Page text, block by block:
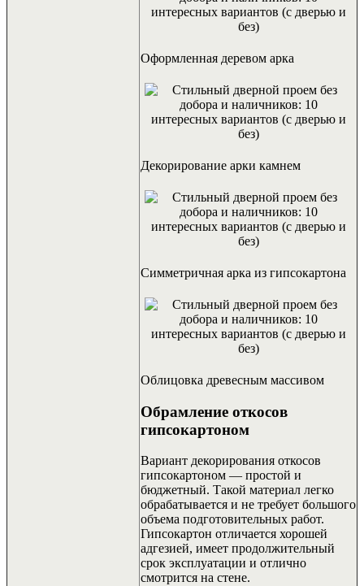
Оформленная деревом арка
Декорирование арки камнем
Симметричная арка из гипсокартона
Облицовка древесным массивом
Обрамление откосов
гипсокартоном
Вариант декорирования откосов
гипсокартоном — простой и
бюджетный. Такой материал легко
обрабатывается и не требует большого
объема подготовительных работ.
Гипсокартон отличается хорошей
адгезией, имеет продолжительный
срок эксплуатации и отлично
смотрится на стене.